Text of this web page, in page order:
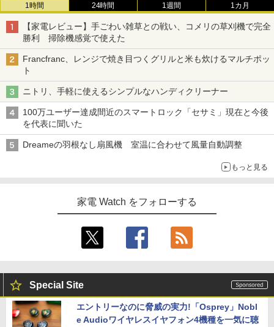
1時間 24時間 1週間 1カ月
【家電レビュー】手ごわい雑草との戦い、コメリの草刈機で完全
勝利 掃除機感覚で使えた
Francfranc、レンジで焼き目つくグリルと米も炊けるマルチポッ
ト
ニトリ、手軽に使えるシンプルなハンディクリーナー
100万ユーザー達成間近のスマートロック「セサミ」現在と今後
を代表に聞いた
Dreameの羽根なし扇風機 室温に合わせて風量自動調整
もっと見る
家電 Watch をフォローする
Special Site
エントリーなのに脅威の実力!「Osprey」Nobl
e Audioワイヤレスイヤフォン4機種を一気に聴